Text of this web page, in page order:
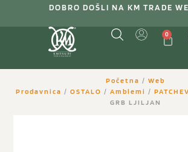
DOBRO DOŠLI NA KM TRADE
0
Početna / Web
Prodavnica / OSTALO / Amblemi /
GRB LJILJAN